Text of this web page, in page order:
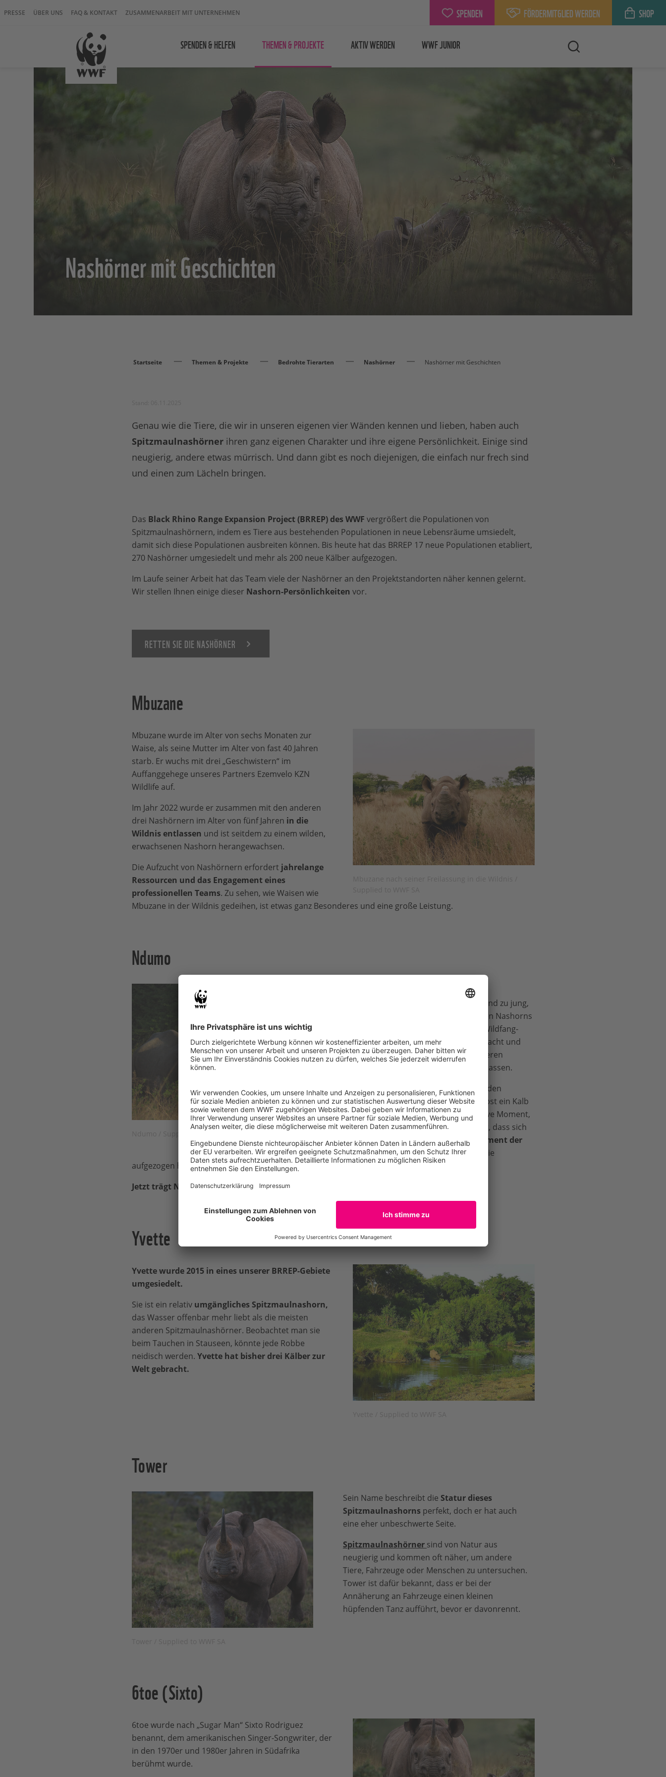
PRESSE ÜBER UNS FAQ & KONTAKT ZUSAMMENARBEIT MIT UNTERNEHMEN SPENDEN FÖRDERMITGLIED WERDEN SHOP
SPENDEN & HELFEN THEMEN & PROJEKTE AKTIV WERDEN WWF JUNIOR
Nashörner mit Geschichten
Startseite Themen & Projekte Bedrohte Tierarten Nashörner Nashörner mit Geschichten
Genau wie die Tiere, die wir in unseren eigenen vier Wänden kennen und lieben, haben auch
Spitzmaulnashörner ihren ganz eigenen Charakter und ihre eigene Persönlichkeit. Einige sind
neugierig, andere etwas mürrisch. Und dann gibt es noch diejenigen, die einfach nur frech sind
und einen zum Lächeln bringen.
Das Black Rhino Range Expansion Project (BRREP) des WWF vergrößert die Populationen von
Spitzmaulnashörnern, indem es Tiere aus bestehenden Populationen in neue Lebensräume umsiedelt,
damit sich diese Populationen ausbreiten können. Bis heute hat das BRREP 17 neue Populationen etabliert,
270 Nashörner umgesiedelt und mehr als 200 neue Kälber aufgezogen.
Im Laufe seiner Arbeit hat das Team viele der Nashörner an den Projektstandorten näher kennen gelernt.
Wir stellen Ihnen einige dieser Nashorn-Persönlichkeiten vor.
RETTEN SIE DIE NASHÖRNER
Mbuzane
Mbuzane wurde im Alter von sechs Monaten zur
Waise, als seine Mutter im Alter von fast 40 Jahren
starb. Er wuchs mit drei „Geschwistern“ im
Auffanggehege unseres Partners Ezemvelo KZN
Wildlife auf.
Im Jahr 2022 wurde er zusammen mit den anderen
drei Nashörnern im Alter von fünf Jahren in die
Wildnis entlassen und ist seitdem zu einem wilden,
erwachsenen Nashorn herangewachsen.
Die Aufzucht von Nashörnern erfordert jahrelange
Ressourcen und das Engagement eines
professionellen Teams. Zu sehen, wie Waisen wie
Mbuzane in der Wildnis gedeihen, ist etwas ganz Besonderes und eine große Leistung.
Ndumo
Ndumo / Supplied to WWF SA
das letzte verbliebene
und zu jung,
um ohne den Schutz eines erwachsenen Nashorns
alleine zu überleben. Sie wurde in die Wildfang-
Bomas von Ezemvelo KZN Wildlife gebracht und
zusammen mit Mbuzane und zwei anderen
Nashornwaisen aufgezogen und freigelassen.
Seitdem ist sie zu einem vollständig wilden
Nashorn herangewachsen und hat selbst ein Kalb
zur Welt gebracht. Dies ist der ultimative Moment,
in dem sich der Kreis schließt und zeigt, dass sich
all die Jahre harter Arbeit und Engagement der
Mitarbeiter:innenvon Ezemvelo, die sie
aufgezogen haben, ausgezahlt haben.
Jetzt trägt Ndumo zur wachsenden Population bei.
Yvette
Yvette wurde 2015 in eines unserer BRREP-Gebiete
umgesiedelt.
Sie ist ein relativ umgängliches Spitzmaulnashorn,
das Wasser offenbar mehr liebt als die meisten
anderen Spitzmaulnashörner. Beobachtet man sie
beim Tauchen in Stauseen, könnte jede Robbe
neidisch werden. Yvette hat bisher drei Kälber zur
Welt gebracht.
Tower
Sein Name beschreibt die Statur dieses
Spitzmaulnashorns perfekt, doch er hat auch
eine eher unbeschwerte Seite.
Spitzmaulnashörner sind von Natur aus
neugierig und kommen oft näher, um andere
Tiere, Fahrzeuge oder Menschen zu untersuchen.
Tower ist dafür bekannt, dass er bei der
Annäherung an Fahrzeuge einen kleinen
hüpfenden Tanz aufführt, bevor er davonrennt.
6toe (Sixto)
6toe wurde nach „Sugar Man“ Sixto Rodriguez
benannt, dem amerikanischen Singer-Songwriter, der
in den 1970er und 1980er Jahren in Südafrika
berühmt wurde.